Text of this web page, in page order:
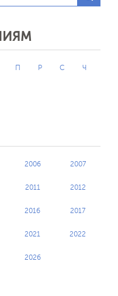
П Р С Ч
2006 2007
2011 2012
2016 2017
2021 2022
2026